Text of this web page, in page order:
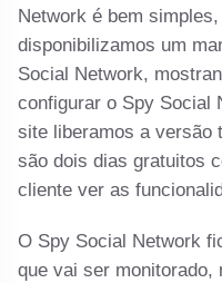
Network é bem
disponibilizamos um
Social Network,
configurar o Spy Social
site liberamos a versão
são dois dias gratuitos
cliente ver as
O Spy Social Network
que vai ser monitorado,